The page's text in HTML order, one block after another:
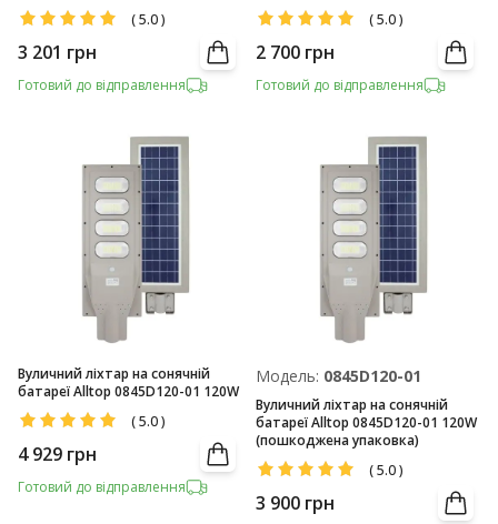
(5.0)
3 201 грн
Готовий до відправлення
(5.0)
2 700 грн
Готовий до відправлення
Вуличний ліхтар на сонячній
батареї Alltop 0845D120-01 120W
(5.0)
4 929 грн
Готовий до відправлення
Модель: 0845D120-01
Вуличний ліхтар на сонячній
батареї Alltop 0845D120-01 120W
(пошкоджена упаковка)
(5.0)
3 900 грн